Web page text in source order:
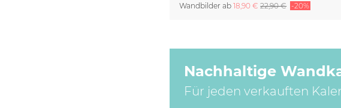
Wandbilder ab18,90 €22,90 € -20%
Nachhaltige
Für jeden verkauften